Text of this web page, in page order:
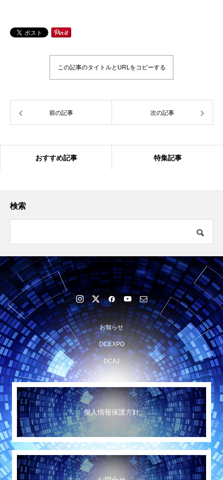
この記事のタイトルとURLをコピーする
前の記事 次の記事
おすすめ記事 特集記事
検索
お知らせ
DCEXPO
DCAJ
個人情報保護方針